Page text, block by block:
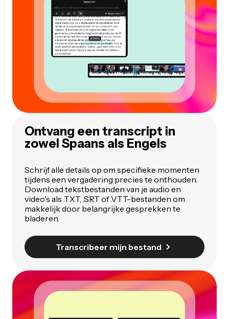
Ontvang een transcript in
zowel Spaans als Engels
Schrijf alle details op om specifieke momenten
tijdens een vergadering precies te onthouden.
Download tekstbestanden van je audio en
video's als .TXT, .SRT of .VTT-bestanden om
makkelijk door belangrijke gesprekken te
bladeren.
Transcribeer mijn bestand